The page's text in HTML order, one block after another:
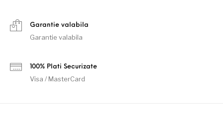
Garantie valabila
Garantie valabila
100% Plati Securizate
Visa / MasterCard